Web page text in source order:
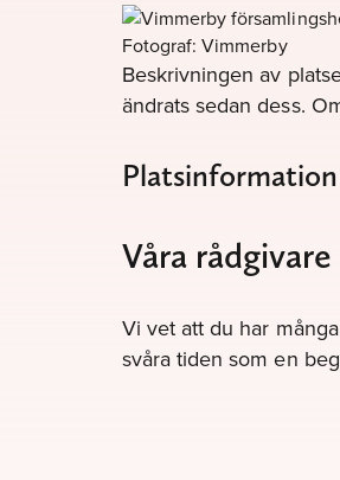
Fotograf: Vimmerby
Beskrivningen av
ändrats sedan dess.
Platsinformation
Våra
Vi vet att du har
svåra tiden som en